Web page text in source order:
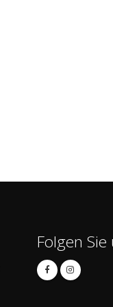
Folgen Sie